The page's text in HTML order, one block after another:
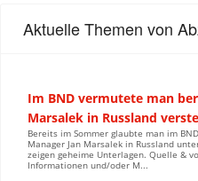
Aktuelle Themen von
Im BND vermutete man
Marsalek in Russland
Bereits im Sommer glaubte man im
Manager Jan Marsalek in Russland
zeigen geheime Unterlagen. Quelle &
Informationen und/oder M...